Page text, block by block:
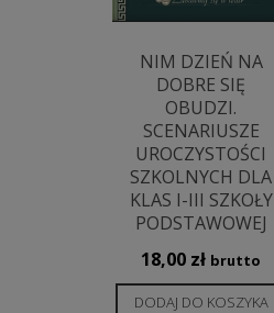
NIM DZIEŃ NA
DOBRE SIĘ
OBUDZI.
SCENARIUSZE
UROCZYSTOŚCI
SZKOLNYCH DLA
KLAS I-III SZKOŁY
PODSTAWOWEJ
18,00 zł brutto
DODAJ DO KOSZYKA